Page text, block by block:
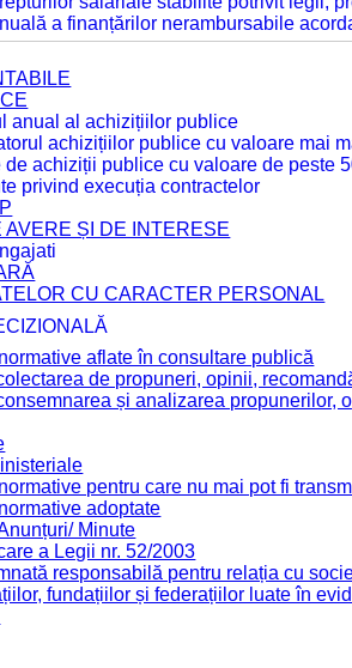
a finanțărilor nerambursabile
anual al achizițiilor publice
achizițiilor publice cu valoare mai
de achiziții publice cu valoare de peste
privind execuția contractelor
ȘI DE INTERESE
CU CARACTER PERSONAL
aflate în consultare publică
de propuneri, opinii,
și analizarea propunerilor,
pentru care nu mai pot fi
adoptate
Minute
a Legii nr. 52/2003
responsabilă pentru relația cu
fundațiilor și federațiilor luate în